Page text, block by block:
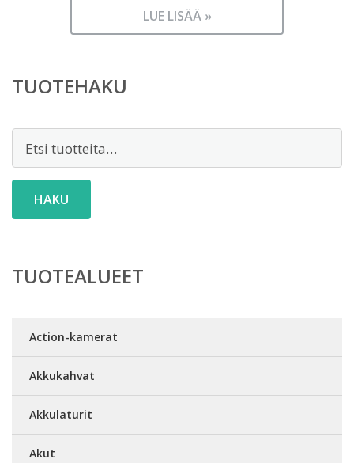
LUE LISÄÄ »
TUOTEHAKU
HAKU
TUOTEALUEET
Action-kamerat
Akkukahvat
Akkulaturit
Akut